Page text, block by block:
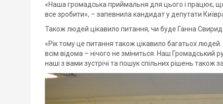
«Наша громадська приймальня для цього і працює,
все зробити», – запевнила кандидат у депутати
Також людей цікавило питання, чи буде Ганна
«Рік тому це питання також цікавило багатьох
всім відома – нічого не зміниться. Наш Громадський
наші з вами зустрічі та пошук спільних рішень